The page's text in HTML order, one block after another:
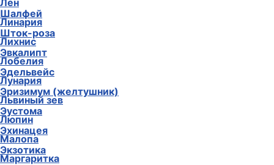
Шалфей
Шток-роза
Эвкалипт
Эдельвейс
Эризимум (желтушник)
Эустома
Эхинацея
Экзотика
Лен
Линария
Лихнис
Лобелия
Лунария
Львиный зев
Люпин
Малопа
Маргаритка